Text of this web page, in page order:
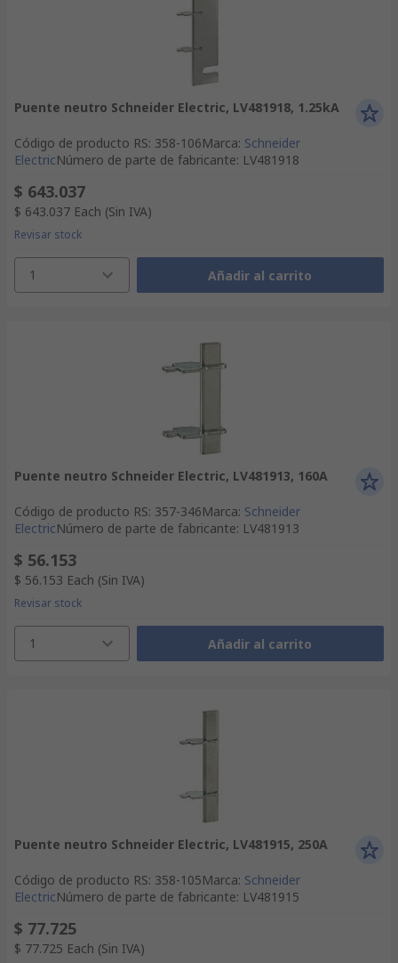
Puente neutro Schneider Electric, LV481918, 1.25kA
Código de producto RS: 358-106Marca: Schneider
ElectricNúmero de parte de fabricante: LV481918
$ 643.037
$ 643.037 Each (Sin IVA)
Revisar stock
1 Añadir al carrito
Puente neutro Schneider Electric, LV481913, 160A
Código de producto RS: 357-346Marca: Schneider
ElectricNúmero de parte de fabricante: LV481913
$ 56.153
$ 56.153 Each (Sin IVA)
Revisar stock
1 Añadir al carrito
Puente neutro Schneider Electric, LV481915, 250A
Código de producto RS: 358-105Marca: Schneider
ElectricNúmero de parte de fabricante: LV481915
$ 77.725
$ 77.725 Each (Sin IVA)